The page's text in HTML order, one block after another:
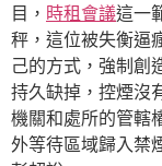
目， 時租會議這一
秤，這位被失衡逼
己的方式，強制創
持久缺掉，控煙沒
機關和處所的管轄
外等待區域歸入禁